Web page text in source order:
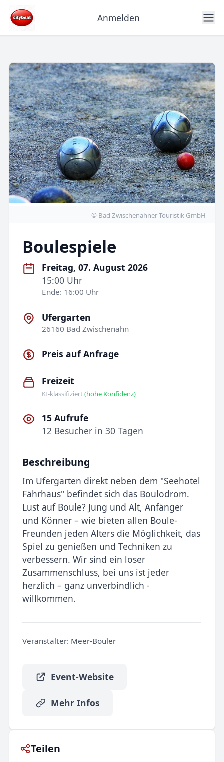
Anmelden
© Bad Zwischenahner Touristik GmbH
Boulespiele
Freitag, 07. August 2026
15:00 Uhr
Ende: 16:00 Uhr
Ufergarten
26160 Bad Zwischenahn
Preis auf Anfrage
Freizeit
KI-klassifiziert(hohe Konfidenz)
15 Aufrufe
12 Besucher in 30 Tagen
Beschreibung
Im Ufergarten direkt neben dem "Seehotel
Fährhaus" befindet sich das Boulodrom.
Lust auf Boule? Jung und Alt, Anfänger
und Könner – wie bieten allen Boule-
Freunden jeden Alters die Möglichkeit, das
Spiel zu genießen und Techniken zu
verbessern. Wir sind ein loser
Zusammenschluss, bei uns ist jeder
herzlich – ganz unverbindlich -
willkommen.
Veranstalter: Meer-Bouler
Event-Website
Mehr Infos
Teilen